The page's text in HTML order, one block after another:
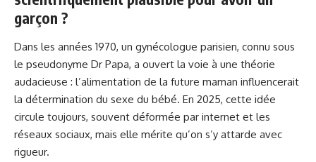
garçon ?
Dans les années 1970, un gynécologue parisien, connu sous
le pseudonyme Dr Papa, a ouvert la voie à une théorie
audacieuse : l’alimentation de la future maman influencerait
la détermination du sexe du bébé. En 2025, cette idée
circule toujours, souvent déformée par internet et les
réseaux sociaux, mais elle mérite qu’on s’y attarde avec
rigueur.